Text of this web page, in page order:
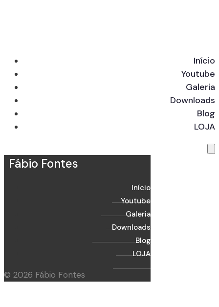
Início
Youtube
Galeria
Downloads
Blog
LOJA
Fábio Fontes
Início
Youtube
Galeria
Downloads
Blog
LOJA
© 2026 Fábio Fontes